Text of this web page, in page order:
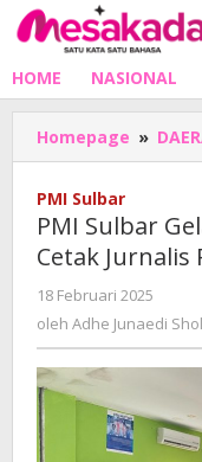
Lewati
ke
HOME NASIONAL
Homepage »
PMI Sulbar
PMI Sulbar
Cetak Jurnalis
18 Februari 2025
Adhe
oleh Adhe Junaedi